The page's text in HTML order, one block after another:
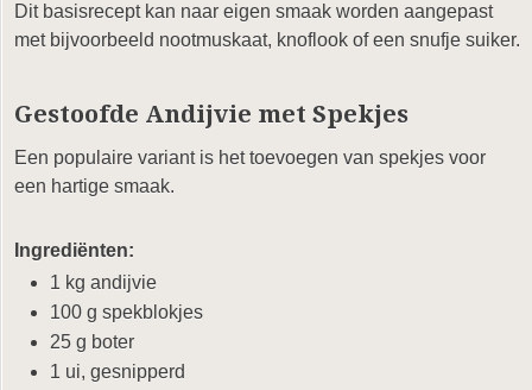
Dit basisrecept kan naar eigen smaak worden aangepast
met bijvoorbeeld nootmuskaat, knoflook of een snufje suiker.
Gestoofde Andijvie met Spekjes
Een populaire variant is het toevoegen van spekjes voor
een hartige smaak.
Ingrediënten:
1 kg andijvie
100 g spekblokjes
25 g boter
1 ui, gesnipperd